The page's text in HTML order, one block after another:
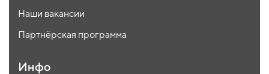
Наши вакансии
Партнёрская программа
Инфо